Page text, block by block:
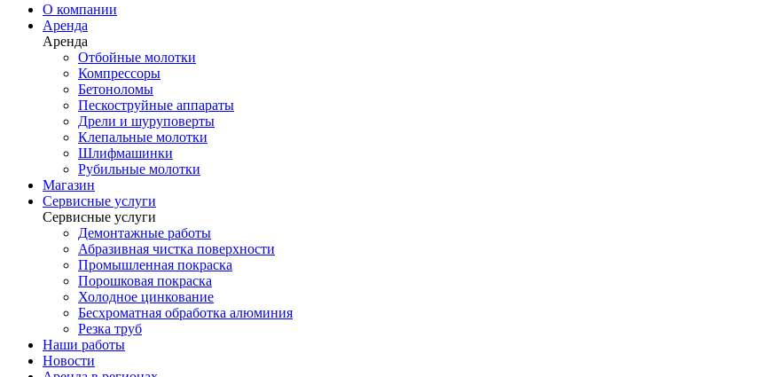
О компании
Аренда
Аренда
Отбойные молотки
Компрессоры
Бетоноломы
Пескоструйные аппараты
Дрели и шуруповерты
Клепальные молотки
Шлифмашинки
Рубильные молотки
Магазин
Сервисные услуги
Сервисные услуги
Демонтажные работы
Абразивная чистка поверхности
Промышленная покраска
Порошковая покраска
Холодное цинкование
Бесхроматная обработка алюминия
Резка труб
Наши работы
Новости